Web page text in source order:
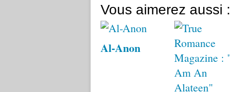
Vous aimerez aussi :
Al-Anon